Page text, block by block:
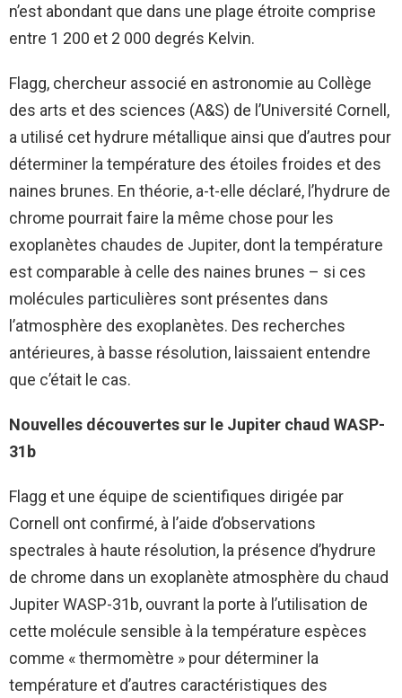
n’est abondant que dans une plage étroite comprise
entre 1 200 et 2 000 degrés Kelvin.
Flagg, chercheur associé en astronomie au Collège
des arts et des sciences (A&S) de l’Université Cornell,
a utilisé cet hydrure métallique ainsi que d’autres pour
déterminer la température des étoiles froides et des
naines brunes. En théorie, a-t-elle déclaré, l’hydrure de
chrome pourrait faire la même chose pour les
exoplanètes chaudes de Jupiter, dont la température
est comparable à celle des naines brunes – si ces
molécules particulières sont présentes dans
l’atmosphère des exoplanètes. Des recherches
antérieures, à basse résolution, laissaient entendre
que c’était le cas.
Nouvelles découvertes sur le Jupiter chaud WASP-
31b
Flagg et une équipe de scientifiques dirigée par
Cornell ont confirmé, à l’aide d’observations
spectrales à haute résolution, la présence d’hydrure
de chrome dans un exoplanète atmosphère du chaud
Jupiter WASP-31b, ouvrant la porte à l’utilisation de
cette molécule sensible à la température espèces
comme « thermomètre » pour déterminer la
température et d’autres caractéristiques des